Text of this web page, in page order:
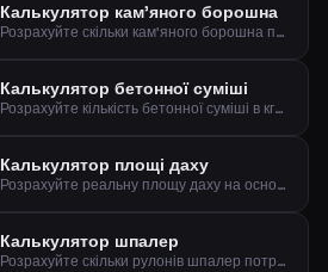
Калькулятор кам'яного борошна
Розрахуйте скільки кам'яного борошна потрібно для доріжок, терас та основ
Калькулятор бетонної суміші
Розрахуйте кількість бетонної суміші в кг та кількість мішків
Калькулятор площі даху
Розрахуйте реальну площу даху на основі плану та нахилу
Калькулятор шпалер
Розрахуйте скільки рулонів шпалер потрібно на основі розмірів стін